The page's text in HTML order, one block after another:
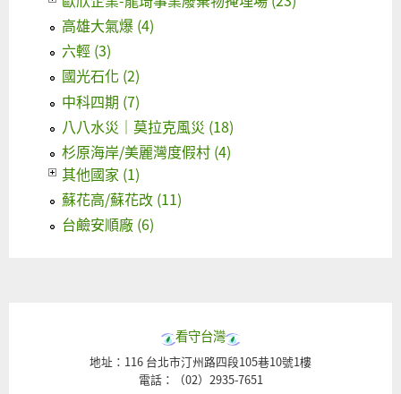
高雄大氣爆 (4)
六輕 (3)
國光石化 (2)
中科四期 (7)
八八水災｜莫拉克風災 (18)
杉原海岸/美麗灣度假村 (4)
其他國家 (1)
蘇花高/蘇花改 (11)
台鹼安順廠 (6)
看守台灣
地址：116 台北市汀州路四段105巷10號1樓
電話：（02）2935-7651